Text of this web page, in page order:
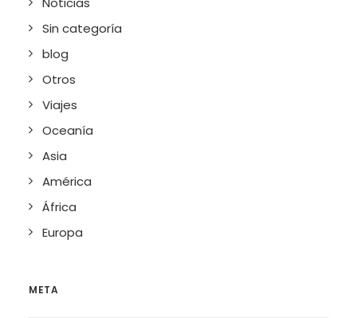
Sin categoría
blog
Otros
Viajes
Oceanía
Asia
América
África
Europa
META